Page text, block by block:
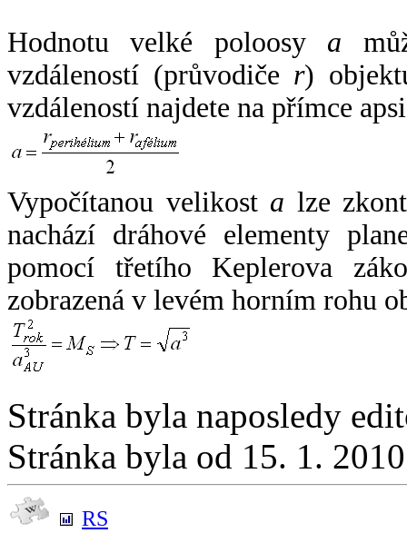
Hodnotu velké poloosy a
vzdáleností (průvodiče r)
vzdáleností najdete na přímce
Vypočítanou velikost a lze
nachází dráhové elementy
pomocí třetího Keplerova
zobrazená v levém horním rohu
Stránka byla naposledy
Stránka byla od 15. 1.
RS